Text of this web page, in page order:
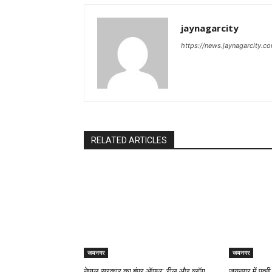
jaynagarcity
https://
RELATED ARTICLES
जयनगर जयनगर